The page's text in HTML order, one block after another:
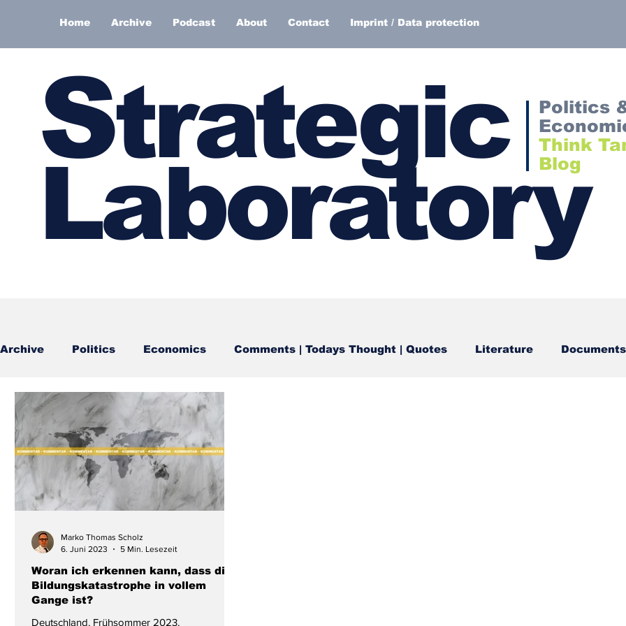
Home Archive Podcast About Contact Imprint / Data protection
Strategic
Laboratory
Politics
Think
Blog
Archive Politics Economics Comments | Todays Thought | Quotes Literature Documents
Woran ich erkennen kann, dass die
Bildungskatastrophe in vollem
Gange ist?
Deutschland, Frühsommer 2023,
Marko Thomas Scholz
6. Juni 2023
5 Min. Lesezeit